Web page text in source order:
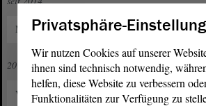
Mitglied in der AfD
2016 bis 2017 und 2023
Vorsitzender der AfD Börde
Privatsphäre-
Wir nutzen Cookies auf unserer
ihnen sind technisch notwendig,
helfen, diese Website zu verbessern
Funktionalitäten zur Verfügung zu